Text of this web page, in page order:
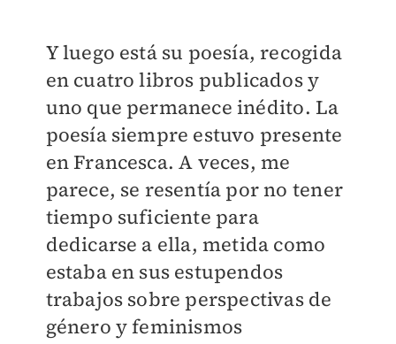
Y luego está su poesía, recogida
en cuatro libros publicados y
uno que permanece inédito. La
poesía siempre estuvo presente
en Francesca. A veces, me
parece, se resentía por no tener
tiempo suficiente para
dedicarse a ella, metida como
estaba en sus estupendos
trabajos sobre perspectivas de
género y feminismos